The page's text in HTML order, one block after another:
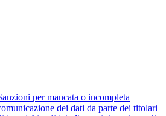
per mancata o incompleta
dei dati da parte dei titolari